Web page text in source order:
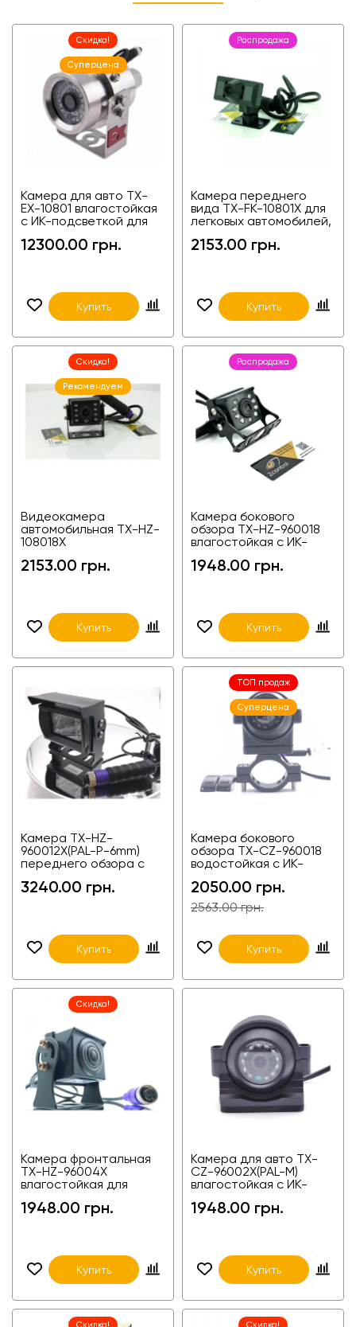
Скидка!
Суперцена
Камера для авто TX-
EX-10801 влагостойкая
с ИК-подсветкой для
12300.00 грн.
Купить
Распродажа
Камера переднего
вида TX-FK-10801X для
легковых автомобилей,
автобусов,
2153.00 грн.
Купить
Скидка!
Рекомендуем
Видеокамера
автомобильная TX-HZ-
108018X
2153.00 грн.
Купить
Распродажа
Камера бокового
обзора TX-HZ-960018
влагостойкая с ИК-
грузовиков и фур
1948.00 грн.
Купить
Камера TX-HZ-
960012X(PAL-P-6mm)
переднего обзора с
влагостойкая, для авто,
3240.00 грн.
Купить
ТОП продаж
Суперцена
Камера бокового
обзора TX-CZ-960018
водостойкая с ИК-
грузовиков и фур
2050.00 грн.
2563.00 грн.
Купить
Скидка!
Камера фронтальная
TX-HZ-96004X
влагостойкая для
1948.00 грн.
Купить
Камера для авто TX-
CZ-96002X(PAL-M)
влагостойкая с ИК-
универсальная
1948.00 грн.
Купить